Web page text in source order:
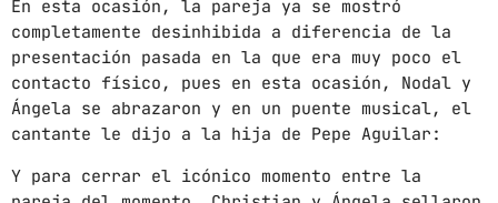
junio 2024
mayo 2024
abril 2024
marzo 2024
febrero 2024
En esta ocasión, la pareja ya se mostró
completamente desinhibida a diferencia de la
presentación pasada en la que era muy poco el
contacto físico, pues en esta ocasión, Nodal y
Ángela se abrazaron y en un puente musical, el
cantante le dijo a la hija de Pepe Aguilar:
Y para cerrar el icónico momento entre la